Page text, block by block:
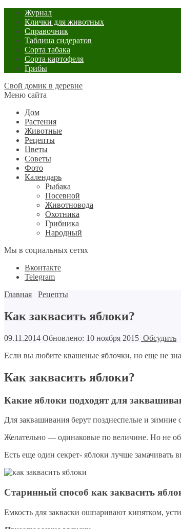
Журнал
Клички для животных
Справочник
Таблица сидератов
Сорта табака
Сорта картофеля
Грибы
Свой домик в деревне
Меню сайта
Дом
Растения
Животные
Рецепты
Цветы
Советы
Фото
Календарь
Рыбака
Посевной
Животновода
Охотника
Грибника
Народный
Мы в социальных сетях
Вконтакте
Telegram
Главная
Рецепты
Как заквасить яблоки?
09.11.2014 Обновлено: 10 ноября 2015 Обсудить
Если вы любите квашеные яблочки, но еще не
Как заквасить яблоки?
Какие яблоки подходят для
Для заквашивания берут позднеспелые и
Желательно — одинаковые по величине. Но не
Есть еще один секрет- яблоки лучше
Старинный способ как заквасить
Емкость для закваски ошпаривают кипятком,